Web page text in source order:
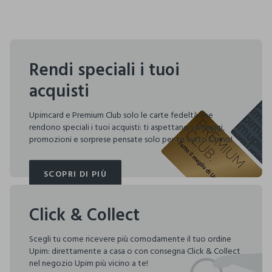
Rendi speciali i tuoi
acquisti
Upimcard e Premium Club solo le carte fedeltà che
rendono speciali i tuoi acquisti: ti aspettano vantaggi,
promozioni e sorprese pensate solo per te tutto l'anno!
SCOPRI DI PIÙ
SCOPRI DI PIÙ
Click & Collect
Scegli tu come ricevere più comodamente il tuo ordine
Upim: direttamente a casa o con consegna Click & Collect
nel negozio Upim più vicino a te!